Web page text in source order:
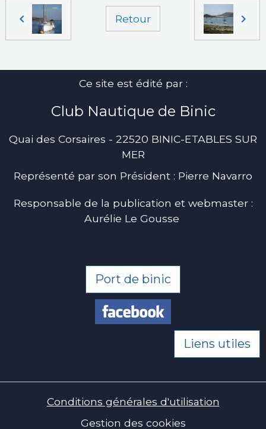
Retour
Ce site est édité par :
Club Nautique de Binic
Quai des Corsaires - 22520 BINIC-ETABLES SUR
MER
Représenté par son Président : Pierre Navarro
Responsable de la publication et webmaster :
Aurélie Le Gousse
Port de binic
Liens utiles
Conditions générales d'utilisation
Gestion des cookies